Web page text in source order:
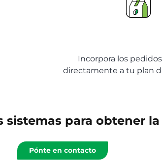
Incorpora los
directamente a tu plan
sistemas para obtener
Pónte en contacto